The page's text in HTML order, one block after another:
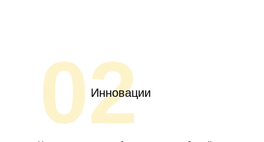
02
Инновации